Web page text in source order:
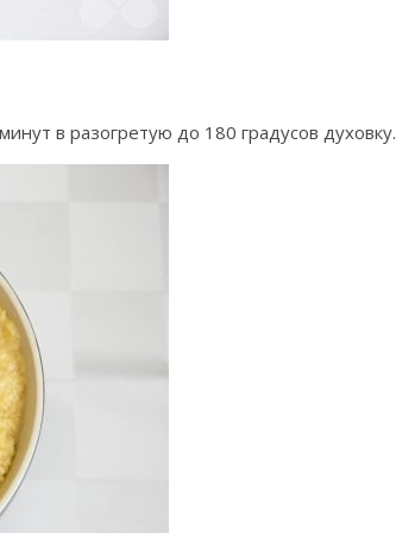
в разогретую до 180 градусов духовку.